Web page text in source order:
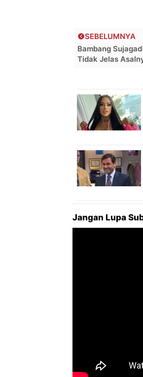
SEBELUMNYA
Bambang
Tidak Jelas
Jangan Lupa